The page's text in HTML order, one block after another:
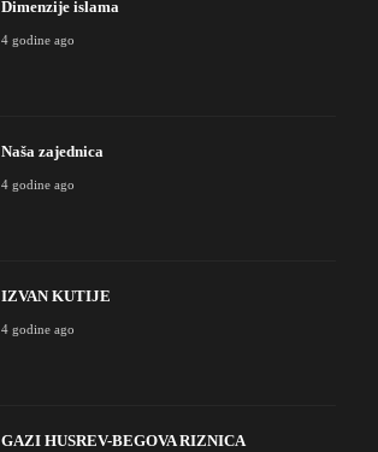
Dimenzije islama
4 godine ago
Naša zajednica
4 godine ago
IZVAN KUTIJE
4 godine ago
GAZI HUSREV-BEGOVA RIZNICA